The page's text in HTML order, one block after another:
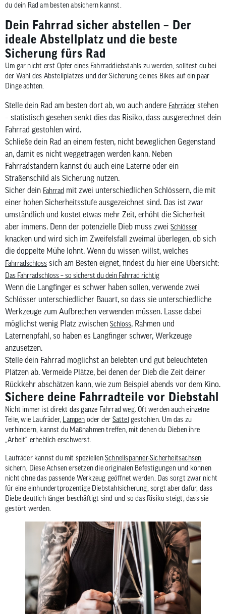
du dein Rad am besten absichern kannst.
Dein Fahrrad sicher abstellen – Der
ideale Abstellplatz und die beste
Sicherung fürs Rad
Um gar nicht erst Opfer eines Fahrraddiebstahls zu werden, solltest du bei
der Wahl des Abstellplatzes und der Sicherung deines Bikes auf ein paar
Dinge achten.
Stelle dein Rad am besten dort ab, wo auch andere Fahrräder stehen
– statistisch gesehen senkt dies das Risiko, dass ausgerechnet dein
Fahrrad gestohlen wird.
Schließe dein Rad an einem festen, nicht beweglichen Gegenstand
an, damit es nicht weggetragen werden kann. Neben
Fahrradständern kannst du auch eine Laterne oder ein
Straßenschild als Sicherung nutzen.
Sicher dein Fahrrad mit zwei unterschiedlichen Schlössern, die mit
einer hohen Sicherheitsstufe ausgezeichnet sind. Das ist zwar
umständlich und kostet etwas mehr Zeit, erhöht die Sicherheit
aber immens. Denn der potenzielle Dieb muss zwei Schlösser
knacken und wird sich im Zweifelsfall zweimal überlegen, ob sich
die doppelte Mühe lohnt. Wenn du wissen willst, welches
Fahrradschloss sich am Besten eignet, findest du hier eine Übersicht:
Das Fahrradschloss – so sicherst du dein Fahrrad richtig
Wenn die Langfinger es schwer haben sollen, verwende zwei
Schlösser unterschiedlicher Bauart, so dass sie unterschiedliche
Werkzeuge zum Aufbrechen verwenden müssen. Lasse dabei
möglichst wenig Platz zwischen Schloss, Rahmen und
Laternenpfahl, so haben es Langfinger schwer, Werkzeuge
anzusetzen.
Stelle dein Fahrrad möglichst an belebten und gut beleuchteten
Plätzen ab. Vermeide Plätze, bei denen der Dieb die Zeit deiner
Rückkehr abschätzen kann, wie zum Beispiel abends vor dem Kino.
Sichere deine Fahrradteile vor Diebstahl
Nicht immer ist direkt das ganze Fahrrad weg. Oft werden auch einzelne
Teile, wie Laufräder,
Lampen oder der Sattelgestohlen. Um das zu
verhindern, kannst du Maßnahmen treffen, mit denen du Dieben ihre
„Arbeit“ erheblich erschwerst.
Laufräder kannst du mit speziellenSchnellspanner-Sicherheitsachsen
sichern. Diese Achsen ersetzen die originalen Befestigungen und können
nicht ohne das passende Werkzeug geöffnet werden. Das sorgt zwar nicht
für eine einhundertprozentige Diebstahlsicherung, sorgt aber dafür, dass
Diebe deutlich länger beschäftigt sind und so das Risiko steigt, dass sie
gestört werden.